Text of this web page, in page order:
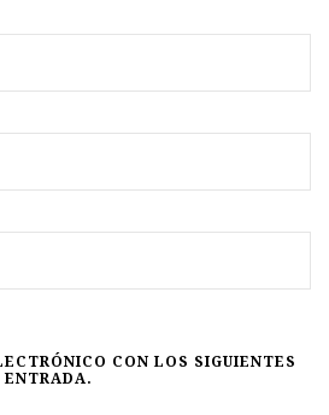
CON LOS SIGUIENTES